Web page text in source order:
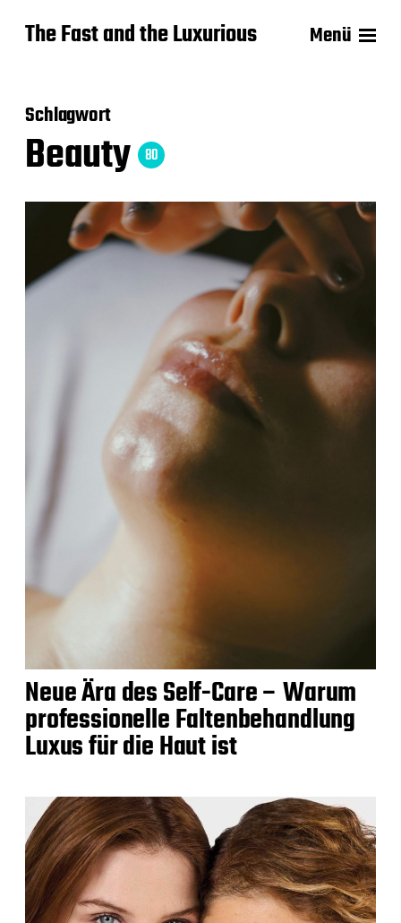
The Fast and the Luxurious Menü
Schlagwort
Beauty 80
Neue Ära des Self-Care – Warum
professionelle Faltenbehandlung
Luxus für die Haut ist